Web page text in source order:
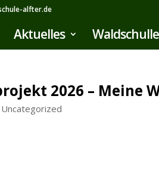
alfter.de
Aktuelles
2026 – Meine
Uncategorized